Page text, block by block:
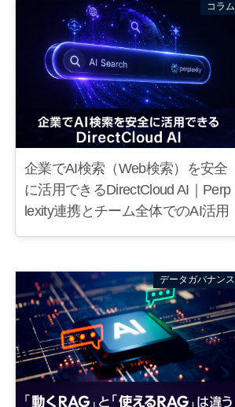
コラム
企業でAI検索（Web検索）を安全
に活用できるDirectCloud AI｜Perp
lexity連携とチーム全体でのAI活用
データガバナンス